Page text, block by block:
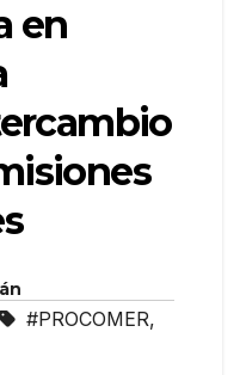
en
#PROCOMER,